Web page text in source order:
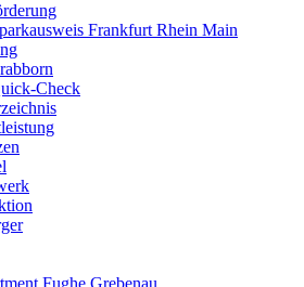
Frankfurt Rhein Main
Check
Fughe Grebenau